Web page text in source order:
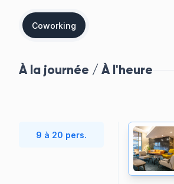
Coworking
À la journée / À l'heure
9 à 20 pers.